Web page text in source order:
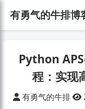
有勇气的牛排博
Python
程：实现
有勇气的牛排